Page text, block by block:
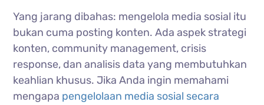
Yang jarang dibahas: mengelola media sosial itu
bukan cuma posting konten. Ada aspek strategi
konten, community management, crisis
response, dan analisis data yang membutuhkan
keahlian khusus. Jika Anda ingin memahami
mengapa pengelolaan media sosial secara